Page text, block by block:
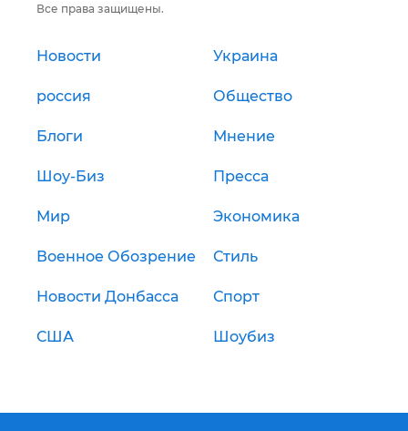
Все права защищены.
Новости Украина
россия Общество
Блоги Мнение
Шоу-Биз Пресса
Мир Экономика
Военное Обозрение Стиль
Новости Донбасса Спорт
США Шоубиз